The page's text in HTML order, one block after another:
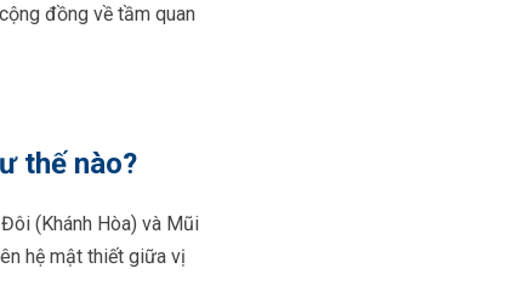
đồng về tầm quan
thế nào?
(Khánh Hòa) và Mũi
hệ mật thiết giữa vị